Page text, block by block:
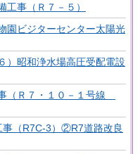
工事（Ｒ７－５）
園ビジターセンター太陽光
）昭和浄水場高圧受配電設
（Ｒ７・１０－１号線
（R7C-3）②R7道路改良